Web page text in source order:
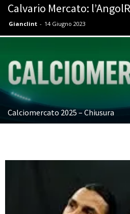
Calvario Mercato:
Gianclint - 14 Giugno 2023
Calciomercato 2025 – Chiusura